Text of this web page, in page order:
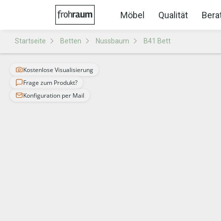
Möbel Qualität
Startseite Betten Nussbaum B41 Bett
Kostenlose Visualisierung
Frage zum Produkt?
Konfiguration per Mail